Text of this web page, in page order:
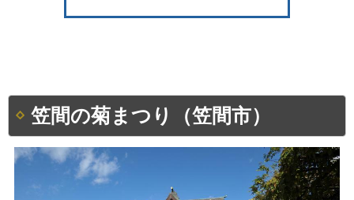
笠間の菊まつり（笠間市）